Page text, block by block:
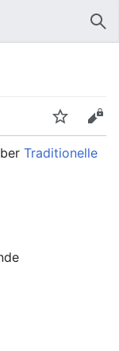
Beobachten
Bearbeiten
Traditionelle